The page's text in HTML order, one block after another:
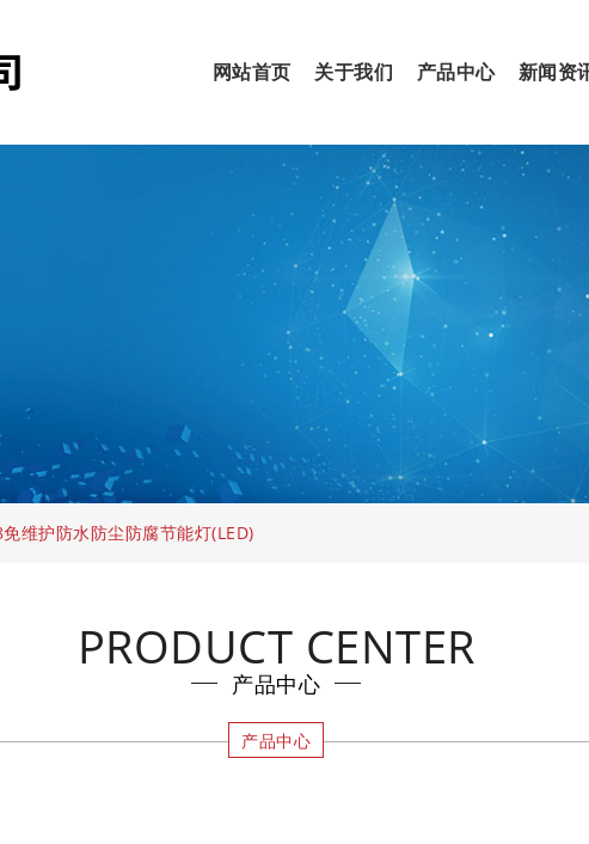
网站首页 关于我们 产品中心 新闻资
维护防水防尘防腐节能灯(LED)
PRODUCT CENTER
产品中心
产品中心